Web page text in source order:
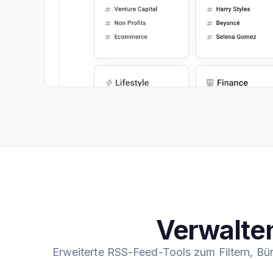
Erweiterte RSS-Feed-Tools zum Filtern,